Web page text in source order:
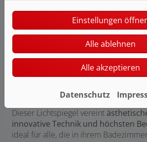
Ein besonderes Komfortmerkmal ist
Spiegelheizung
, die sich automatisch
die Beleuchtung eingeschaltet wird.
zuverlässig das Beschlagen der
insbesondere im mittleren Bereich.
energieeffizient und sicher.
Dieser Lichtspiegel vereint
innovative Technik und höchsten
ideal für alle, die in ihrem
Einstellungen
Alle ablehnen
Alle akzeptieren
Datenschutz